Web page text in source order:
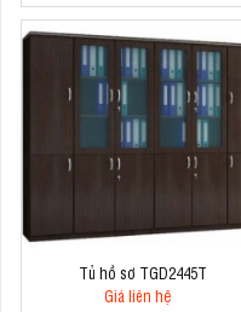
Tủ hồ sơ TGD2445T
Giá liên hệ